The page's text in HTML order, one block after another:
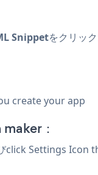
Snippetをクリッ
create your app
：
click Settings Icon